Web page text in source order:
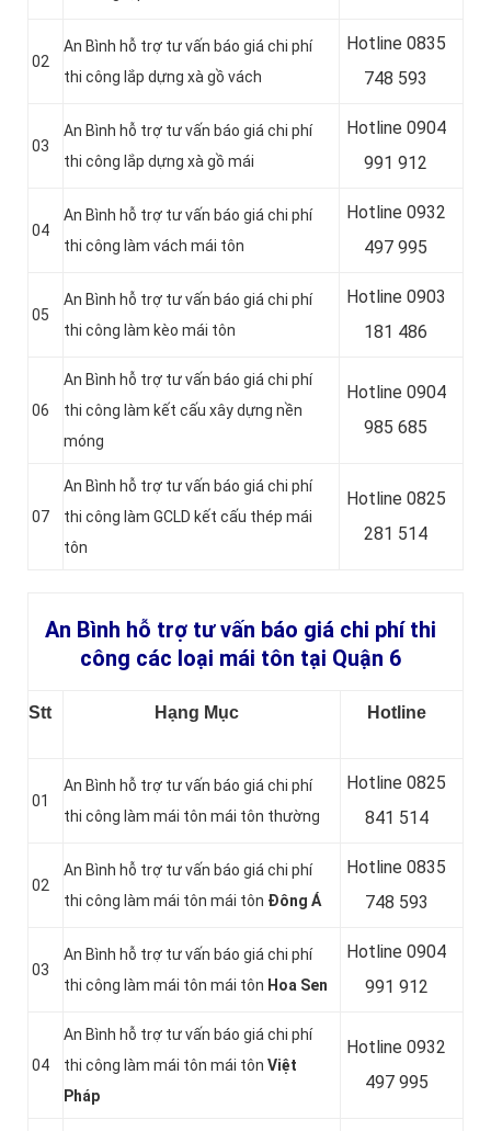
02
An Bình hỗ trợ tư vấn báo giá chi phí
thi công lắp dựng xà gồ vách
Hotline 0835
748 593
03
An Bình hỗ trợ tư vấn báo giá chi phí
thi công lắp dựng xà gồ mái
Hotline 0904
991 912
04
An Bình hỗ trợ tư vấn báo giá chi phí
thi công làm vách mái tôn
Hotline 0932
497 995
05
An Bình hỗ trợ tư vấn báo giá chi phí
thi công làm kèo mái tôn
Hotline 0903
181 486
06
An Bình hỗ trợ tư vấn báo giá chi phí
thi công làm kết cấu xây dựng nền
móng
Hotline 0904
985 685
07
An Bình hỗ trợ tư vấn báo giá chi phí
thi công làm GCLD kết cấu thép mái
tôn
Hotline 0825
281 514
An Bình hỗ trợ tư vấn báo giá chi phí thi
công các loại mái tôn tại Quận 6
Stt Hạng Mục Hotline
01
An Bình hỗ trợ tư vấn báo giá chi phí
thi công làm mái tôn mái tôn thường
Hotline 0825
841 514
02
An Bình hỗ trợ tư vấn báo giá chi phí
thi công làm mái tôn mái tôn Đông Á
Hotline 0835
748 593
03
An Bình hỗ trợ tư vấn báo giá chi phí
thi công làm mái tôn mái tôn Hoa Sen
Hotline 0904
991 912
04
An Bình hỗ trợ tư vấn báo giá chi phí
thi công làm mái tôn mái tôn Việt
Pháp
Hotline 0932
497 995